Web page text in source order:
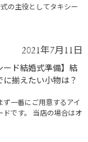
の主役としてタキシー
2021年7月11日
ード結婚式準備】結
に揃えたい小物は？
ず一番にご用意するアイ
ドです。 当店の場合はオ